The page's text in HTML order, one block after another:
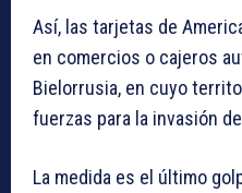
Así, las tarjetas de
en comercios o cajeros
Bielorrusia, en cuyo
fuerzas para la invasión
La medida es el último